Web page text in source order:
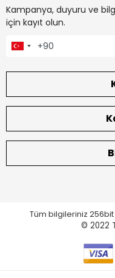
Kampanya, duyuru ve
için kayıt olun.
Tüm bilgileriniz 256bit
© 2022